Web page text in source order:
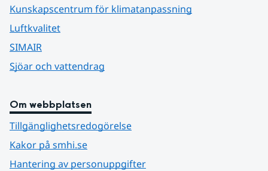
Kunskapscentrum för klimatanpassning
Luftkvalitet
SIMAIR
Sjöar och vattendrag
Om webbplatsen
Tillgänglighetsredogörelse
Kakor på smhi.se
Hantering av personuppgifter